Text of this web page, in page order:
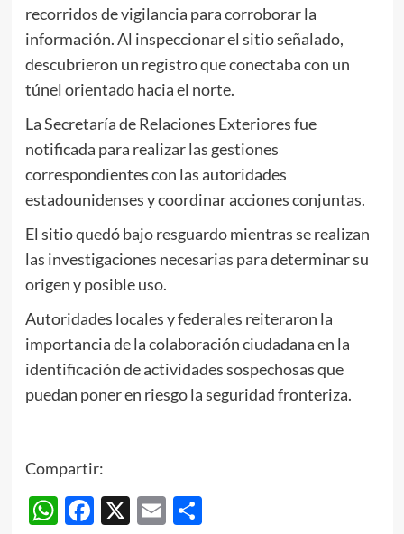
recorridos de vigilancia para corroborar la
información. Al inspeccionar el sitio señalado,
descubrieron un registro que conectaba con un
túnel orientado hacia el norte.
La Secretaría de Relaciones Exteriores fue
notificada para realizar las gestiones
correspondientes con las autoridades
estadounidenses y coordinar acciones conjuntas.
El sitio quedó bajo resguardo mientras se realizan
las investigaciones necesarias para determinar su
origen y posible uso.
Autoridades locales y federales reiteraron la
importancia de la colaboración ciudadana en la
identificación de actividades sospechosas que
puedan poner en riesgo la seguridad fronteriza.
Compartir:
WhatsApp
Facebook
X EmailCompartir